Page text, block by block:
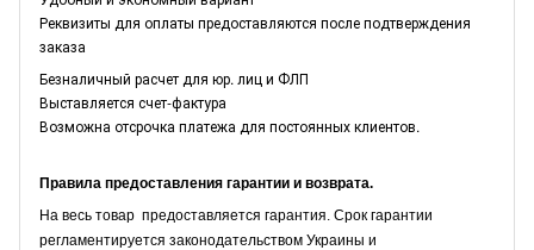
Реквизиты для оплаты предоставляются после подтверждения
заказа
Безналичный расчет для юр. лиц и ФЛП
Выставляется счет-фактура
Возможна отсрочка платежа для постоянных клиентов.
Правила предоставления гарантии и возврата.
На весь товар предоставляется гарантия. Срок гарантии
регламентируется законодательством Украины и